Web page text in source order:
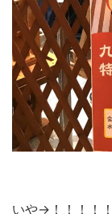
いや→！！！！！